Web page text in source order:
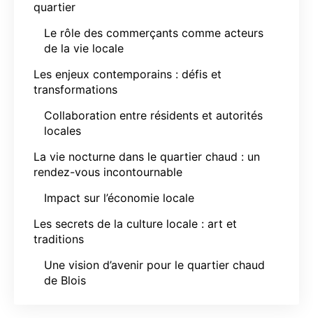
quartier
Le rôle des commerçants comme acteurs
de la vie locale
Les enjeux contemporains : défis et
transformations
Collaboration entre résidents et autorités
locales
La vie nocturne dans le quartier chaud : un
rendez-vous incontournable
Impact sur l’économie locale
Les secrets de la culture locale : art et
traditions
Une vision d’avenir pour le quartier chaud
de Blois